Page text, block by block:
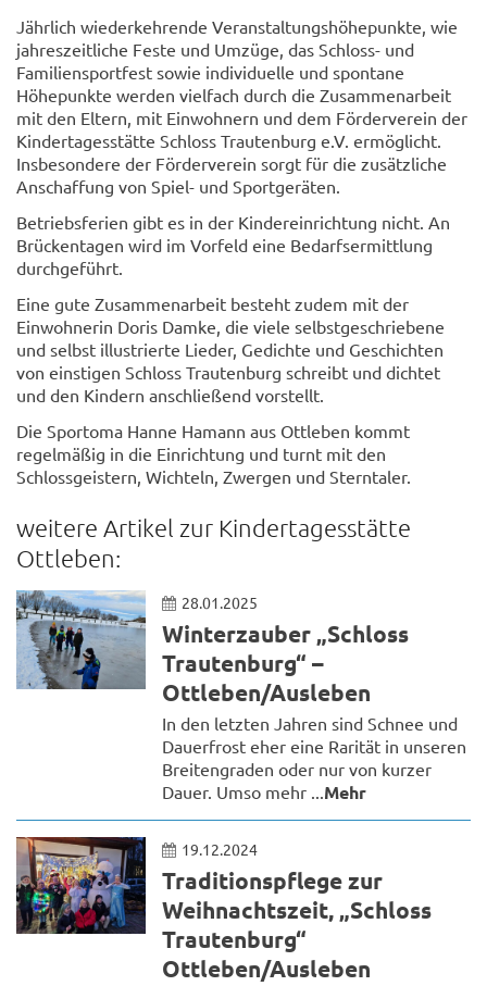
Jährlich wiederkehrende Veranstaltungshöhepunkte, wie
jahreszeitliche Feste und Umzüge, das Schloss- und
Familiensportfest sowie individuelle und spontane
Höhepunkte werden vielfach durch die Zusammenarbeit
mit den Eltern, mit Einwohnern und dem Förderverein der
Kindertagesstätte Schloss Trautenburg e.V. ermöglicht.
Insbesondere der Förderverein sorgt für die zusätzliche
Anschaffung von Spiel- und Sportgeräten.
Betriebsferien gibt es in der Kindereinrichtung nicht. An
Brückentagen wird im Vorfeld eine Bedarfsermittlung
durchgeführt.
Eine gute Zusammenarbeit besteht zudem mit der
Einwohnerin Doris Damke, die viele selbstgeschriebene
und selbst illustrierte Lieder, Gedichte und Geschichten
von einstigen Schloss Trautenburg schreibt und dichtet
und den Kindern anschließend vorstellt.
Die Sportoma Hanne Hamann aus Ottleben kommt
regelmäßig in die Einrichtung und turnt mit den
Schlossgeistern, Wichteln, Zwergen und Sterntaler.
weitere Artikel zur Kindertagesstätte
Ottleben:
28.01.2025
Winterzauber „Schloss
Trautenburg“ –
Ottleben/Ausleben
In den letzten Jahren sind Schnee und
Dauerfrost eher eine Rarität in unseren
Breitengraden oder nur von kurzer
Dauer. Umso mehr ... Mehr
19.12.2024
Traditionspflege zur
Weihnachtszeit, „Schloss
Trautenburg“
Ottleben/Ausleben